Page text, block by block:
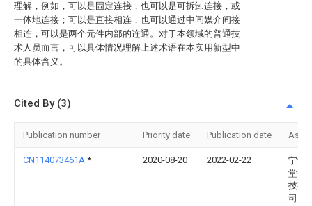
理解，例如，可以是固定连接，也可以是可拆卸连接，或
一体地连接；可以是直接相连，也可以通过中间媒介间接
相连，可以是两个元件内部的连通。对于本领域的普通技
术人员而言，可以具体情况理解上述术语在本实用新型中
的具体含义。
Cited By (3)
Publication number Priority date Publication date
CN114073461A * 2020-08-20 2022-02-22
宁波
堂智
技有
司